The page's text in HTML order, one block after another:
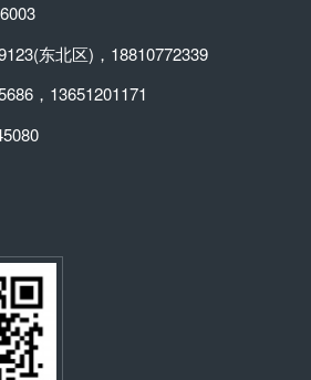
东北区)，18810772339
，13651201171